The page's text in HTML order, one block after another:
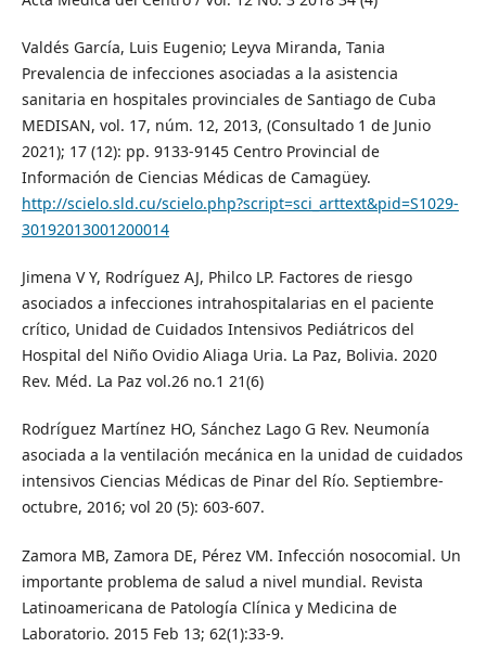
Valdés García, Luis Eugenio; Leyva Miranda, Tania
Prevalencia de infecciones asociadas a la asistencia
sanitaria en hospitales provinciales de Santiago de Cuba
MEDISAN, vol. 17, núm. 12, 2013, (Consultado 1 de Junio
2021); 17 (12): pp. 9133-9145 Centro Provincial de
Información de Ciencias Médicas de Camagüey.
http://scielo.sld.cu/scielo.php?script=sci_arttext&pid=S1029-
30192013001200014
Jimena V Y, Rodríguez AJ, Philco LP. Factores de riesgo
asociados a infecciones intrahospitalarias en el paciente
crítico, Unidad de Cuidados Intensivos Pediátricos del
Hospital del Niño Ovidio Aliaga Uria. La Paz, Bolivia. 2020
Rev. Méd. La Paz vol.26 no.1 21(6)
Rodríguez Martínez HO, Sánchez Lago G Rev. Neumonía
asociada a la ventilación mecánica en la unidad de cuidados
intensivos Ciencias Médicas de Pinar del Río. Septiembre-
octubre, 2016; vol 20 (5): 603-607.
Zamora MB, Zamora DE, Pérez VM. Infección nosocomial. Un
importante problema de salud a nivel mundial. Revista
Latinoamericana de Patología Clínica y Medicina de
Laboratorio. 2015 Feb 13; 62(1):33-9.